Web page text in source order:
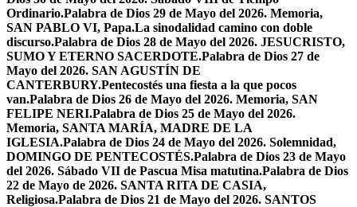
Ordinario.Palabra de Dios 29 de Mayo del 2026. Memoria,
SAN PABLO VI, Papa.La sinodalidad camino con doble
discurso.Palabra de Dios 28 de Mayo del 2026. JESUCRISTO,
SUMO Y ETERNO SACERDOTE.Palabra de Dios 27 de
Mayo del 2026. SAN AGUSTÍN DE
CANTERBURY.Pentecostés una fiesta a la que pocos
van.Palabra de Dios 26 de Mayo del 2026. Memoria, SAN
FELIPE NERI.Palabra de Dios 25 de Mayo del 2026.
Memoria, SANTA MARÍA, MADRE DE LA
IGLESIA.Palabra de Dios 24 de Mayo del 2026. Solemnidad,
DOMINGO DE PENTECOSTÉS.Palabra de Dios 23 de Mayo
del 2026. Sábado VII de Pascua Misa matutina.Palabra de Dios
22 de Mayo de 2026. SANTA RITA DE CASIA,
Religiosa.Palabra de Dios 21 de Mayo del 2026. SANTOS